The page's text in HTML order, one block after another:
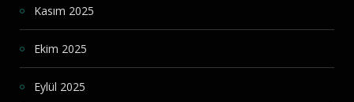
Kasım 2025
Ekim 2025
Eylül 2025